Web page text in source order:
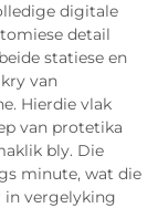
digitale
detail
statiese en
van
Hierdie vlak
van protetika
bly. Die
minute, wat die
in vergelyking